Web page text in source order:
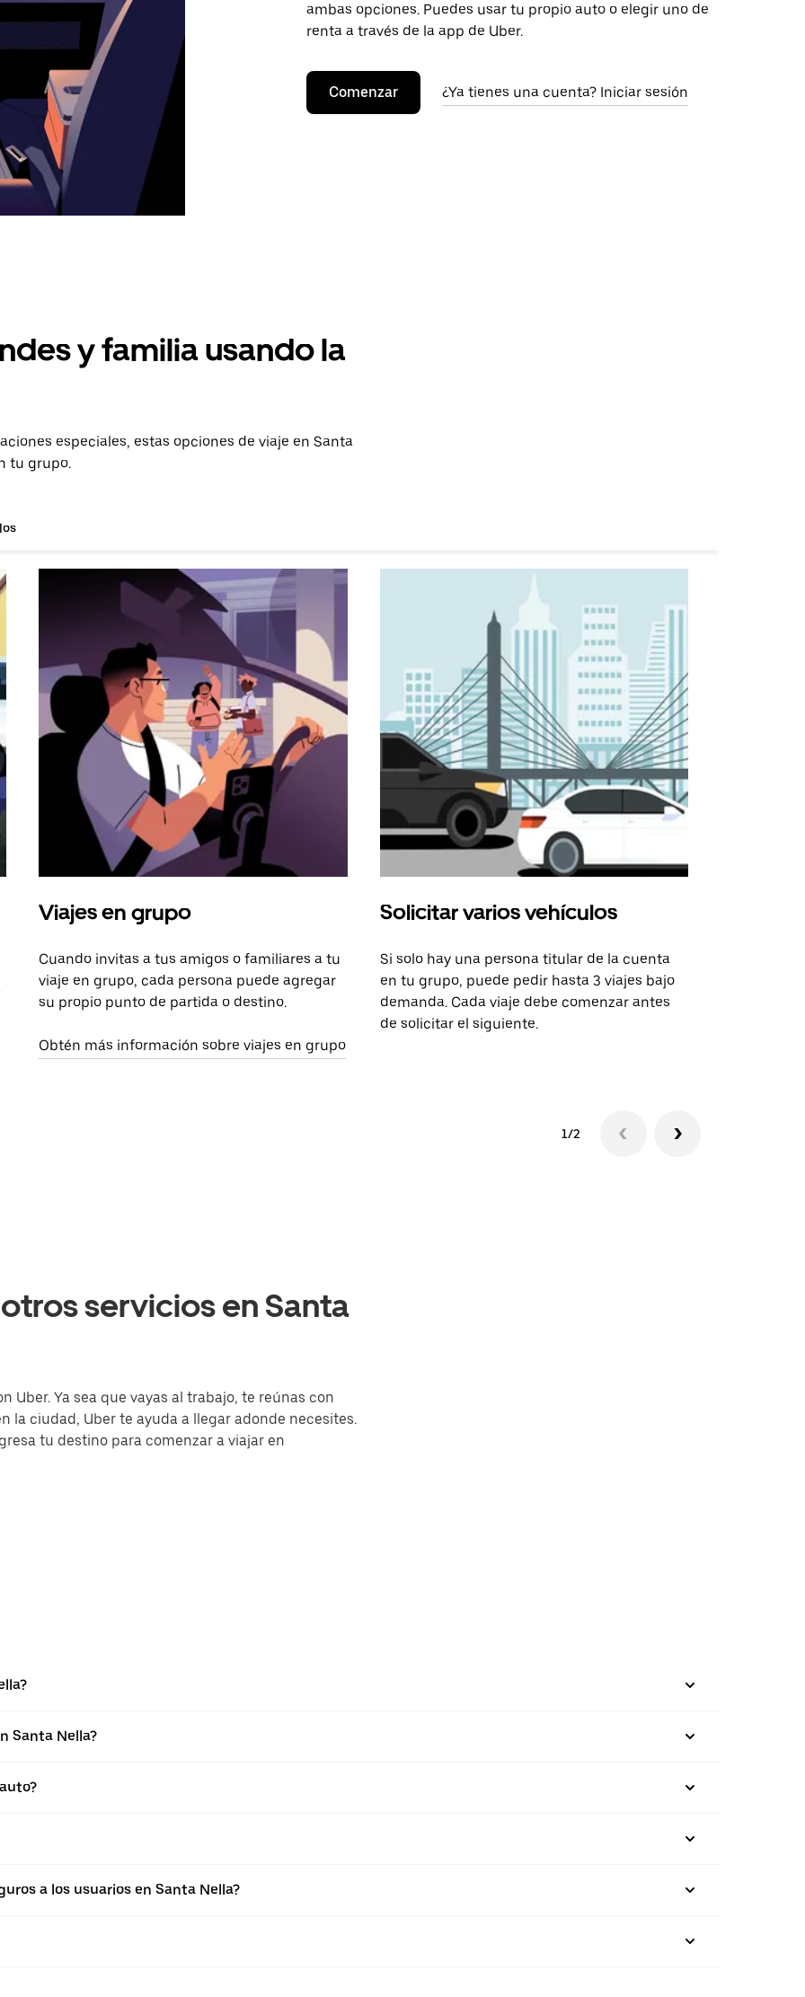
ambas opciones. Puedes usar tu propio auto o elegir uno de
renta a través de la app de Uber.
Comenzar ¿Ya tienes una cuenta? Iniciar sesión
y familia usando la
especiales, estas opciones de viaje en Santa
tu grupo.
Viajes en grupo
Cuando invitas a tus amigos o familiares a tu
viaje en grupo, cada persona puede agregar
su propio punto de partida o destino.
Obtén más información sobre viajes en grupo
Solicitar varios vehículos
Si solo hay una persona titular de la cuenta
en tu grupo, puede pedir hasta 3 viajes bajo
demanda. Cada viaje debe comenzar antes
de solicitar el siguiente.
1/2
servicios en Santa
Uber. Ya sea que vayas al trabajo, te reúnas con
la ciudad, Uber te ayuda a llegar adonde necesites.
tu destino para comenzar a viajar en
Santa Nella?
a los usuarios en Santa Nella?